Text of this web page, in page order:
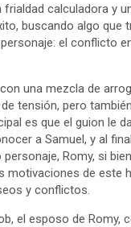
calculadora y
buscando algo
el conflicto
una mezcla de
tensión, pero
es que el guion le
a Samuel, y al
Romy, si
de este
y conflictos.
el esposo de Romy,